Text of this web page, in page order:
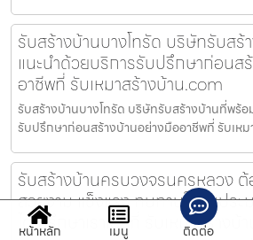
รับสร้างบ้านบางโทรัด บริษัทรับสร้
แนะนำด้วยบริการรับปรึกษาก่อนส
อาชีพที่ รับเหมาสร้างบ้าน.com
รับสร้างบ้านบางโทรัด บริษัทรับสร้างบ้านที่พร้อ
รับปรึกษาก่อนสร้างบ้านอย่างมืออาชีพที่ รับเหม
รับสร้างบ้านครบวงจรนครหลวง
สวยงาม แข็งแรง ทนทานในงบป
ได้ ปรึกษาเราเลยที่ รับเหมาสร้างบ้
หน้าหลัก เมนู ติดต่อ